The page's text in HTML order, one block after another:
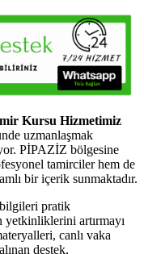
Kursu Hizmetimiz
uzmanlaşmak
PİPAZİZ bölgesine
tamirciler hem de
bir içerik sunmaktadır.
pratik
yetkinliklerini artırmayı
canlı vaka
destek,